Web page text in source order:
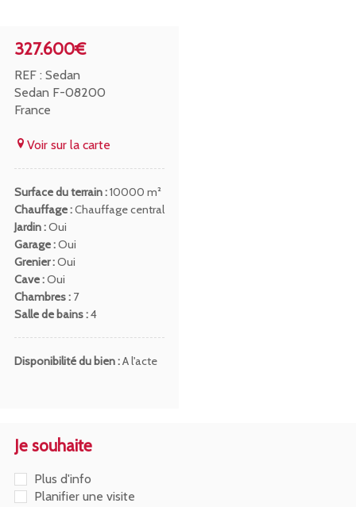
327.600€
REF : Sedan
Sedan F-08200
France
Voir sur la carte
Surface du terrain :10000 m²
Chauffage :Chauffage central
Jardin :Oui
Garage :Oui
Grenier :Oui
Cave :Oui
Chambres : 7
Salle de bains :4
Disponibilité du bien :A l'acte
Je souhaite
Plus d'info
Planifier une visite